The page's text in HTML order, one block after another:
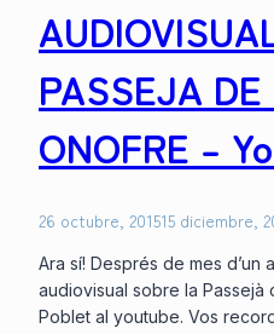
PASSEJA
ONOFRE –
26 octubre, 201515 diciembre,
Ara sí! Després de mes d’un
audiovisual sobre la
Poblet al youtube. Vos